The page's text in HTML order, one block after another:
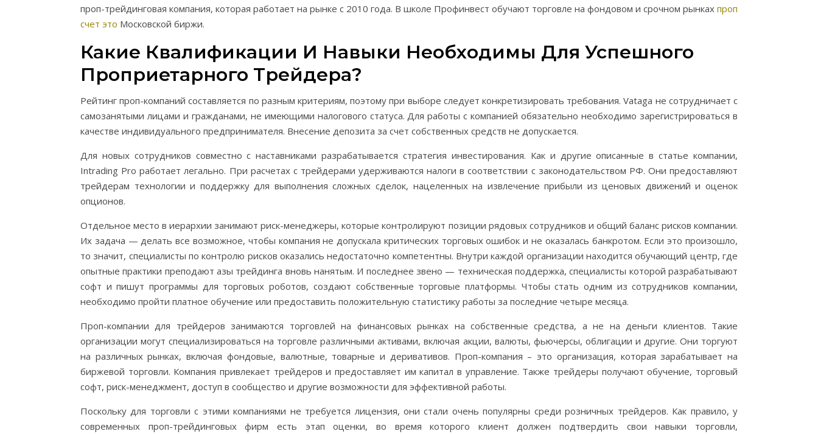
проп-трейдинговая компания, которая работает на рынке с 2010 года. В школе Профинвест обучают торговле на фондовом и срочном рынках проп
счет это Московской биржи.
Какие Квалификации И Навыки Необходимы Для Успешного
Проприетарного Трейдера?
Рейтинг проп-компаний составляется по разным критериям, поэтому при выборе следует конкретизировать требования. Vataga не сотрудничает с
самозанятыми лицами и гражданами, не имеющими налогового статуса. Для работы с компанией обязательно необходимо зарегистрироваться в
качестве индивидуального предпринимателя. Внесение депозита за счет собственных средств не допускается.
Для новых сотрудников совместно с наставниками разрабатывается стратегия инвестирования. Как и другие описанные в статье компании,
Intrading Pro работает легально. При расчетах с трейдерами удерживаются налоги в соответствии с законодательством РФ. Они предоставляют
трейдерам технологии и поддержку для выполнения сложных сделок, нацеленных на извлечение прибыли из ценовых движений и оценок
опционов.
Отдельное место в иерархии занимают риск-менеджеры, которые контролируют позиции рядовых сотрудников и общий баланс рисков компании.
Их задача — делать все возможное, чтобы компания не допускала критических торговых ошибок и не оказалась банкротом. Если это произошло,
то значит, специалисты по контролю рисков оказались недостаточно компетентны. Внутри каждой организации находится обучающий центр, где
опытные практики преподают азы трейдинга вновь нанятым. И последнее звено — техническая поддержка, специалисты которой разрабатывают
софт и пишут программы для торговых роботов, создают собственные торговые платформы. Чтобы стать одним из сотрудников компании,
необходимо пройти платное обучение или предоставить положительную статистику работы за последние четыре месяца.
Проп-компании для трейдеров занимаются торговлей на финансовых рынках на собственные средства, а не на деньги клиентов. Такие
организации могут специализироваться на торговле различными активами, включая акции, валюты, фьючерсы, облигации и другие. Они торгуют
на различных рынках, включая фондовые, валютные, товарные и деривативов. Проп-компания – это организация, которая зарабатывает на
биржевой торговли. Компания привлекает трейдеров и предоставляет им капитал в управление. Также трейдеры получают обучение, торговый
софт, риск-менеджмент, доступ в сообщество и другие возможности для эффективной работы.
Поскольку для торговли с этими компаниями не требуется лицензия, они стали очень популярны среди розничных трейдеров. Как правило, у
современных проп-трейдинговых фирм есть этап оценки, во время которого клиент должен подтвердить свои навыки торговли,